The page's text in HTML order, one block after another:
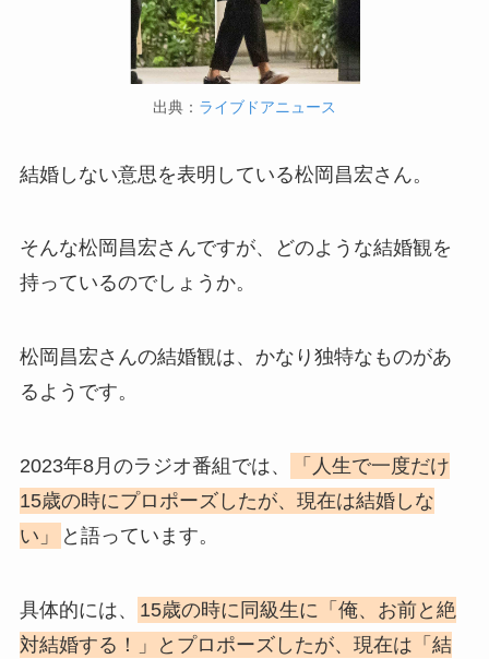
出典： ライブドアニュース
結婚しない意思を表明している松岡昌宏さん。
そんな松岡昌宏さんですが、どのような結婚観を
持っているのでしょうか。
松岡昌宏さんの結婚観は、かなり独特なものがあ
るようです。
2023年8月のラジオ番組では、
「人生で一度だけ
15歳の時にプロポーズしたが、現在は結婚しな
い」
と語っています。
具体的には、
15歳の時に同級生に「俺、お前と絶
対結婚する！」とプロポーズしたが、現在は「結